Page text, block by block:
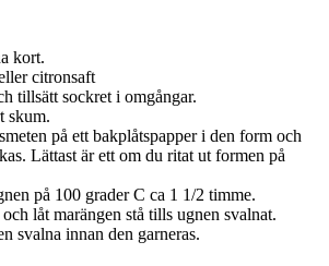
kort.
citronsaft
tillsätt sockret i omgångar.
skum.
på ett bakplåtspapper i den form och
Lättast är ett om du ritat ut formen på
på 100 grader C ca 1 1/2 timme.
låt marängen stå tills ugnen svalnat.
svalna innan den garneras.